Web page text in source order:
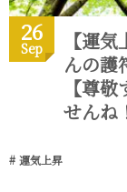
26
Sep
【運
んの護
【尊
せんね
運気上昇